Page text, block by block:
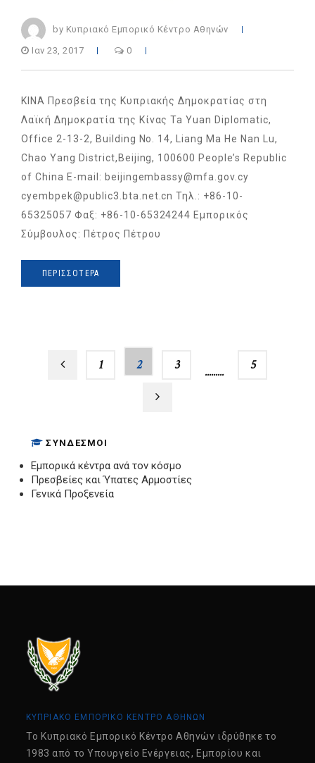
by Κυπριακό Εμπορικό Κέντρο Αθηνών
Ιαν 23, 2017 0
ΚΙΝΑ Πρεσβεία της Κυπριακής Δημοκρατίας στη
Λαϊκή Δημοκρατία της Κίνας Ta Yuan Diplomatic,
Office 2-13-2, Building No. 14, Liang Ma He Nan Lu,
Chao Yang District,Beijing, 100600 People’s Republic
of China E-mail: beijingembassy@mfa.gov.cy
cyembpek@public3.bta.net.cn Τηλ.: +86-10-
65325057 Φαξ: +86-10-65324244 Εμπορικός
Σύμβουλος: Πέτρος Πέτρου
ΠΕΡΙΣΣΌΤΕΡΑ
1 2 3 5
ΣΎΝΔΕΣΜΟΙ
Εμπορικά κέντρα ανά τον κόσμο
Πρεσβείες και Ύπατες Αρμοστίες
Γενικά Προξενεία
ΚΥΠΡΙΑΚΟ ΕΜΠΟΡΙΚΟ ΚΕΝΤΡΟ ΑΘΗΝΩΝ
Tο Κυπριακό Εμπορικό Κέντρο Αθηνών ιδρύθηκε το
1983 από το Υπουργείο Ενέργειας, Εμπορίου και